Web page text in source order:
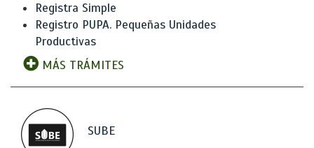
Registra Simple
Registro PUPA. Pequeñas Unidades
Productivas
MÁS TRÁMITES
SUBE